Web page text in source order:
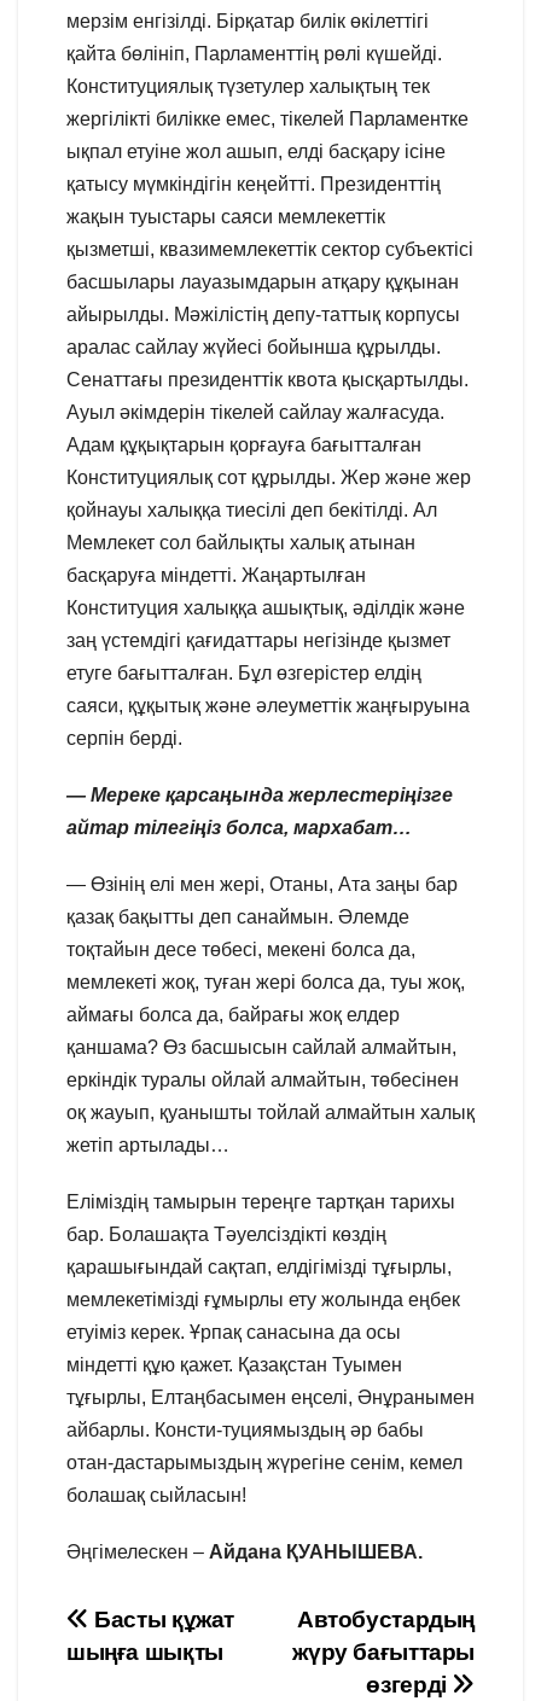
мерзім енгізілді. Бірқатар билік өкілеттігі
қайта бөлініп, Парламенттің рөлі күшейді.
Конституциялық түзетулер халықтың тек
жергілікті билікке емес, тікелей Парламентке
ықпал етуіне жол ашып, елді басқару ісіне
қатысу мүмкіндігін кеңейтті. Президенттің
жақын туыстары саяси мемлекеттік
қызметші, квазимемлекеттік сектор субъектісі
басшылары лауазымдарын атқару құқынан
айырылды. Мәжілістің депу-таттық корпусы
аралас сайлау жүйесі бойынша құрылды.
Сенаттағы президенттік квота қысқартылды.
Ауыл әкімдерін тікелей сайлау жалғасуда.
Адам құқықтарын қорғауға бағытталған
Конституциялық сот құрылды. Жер және жер
қойнауы халыққа тиесілі деп бекітілді. Ал
Мемлекет сол байлықты халық атынан
басқаруға міндетті. Жаңартылған
Конституция халыққа ашықтық, әділдік және
заң үстемдігі қағидаттары негізінде қызмет
етуге бағытталған. Бұл өзгерістер елдің
саяси, құқытық және әлеуметтік жаңғыруына
серпін берді.
— Мереке қарсаңында жерлестеріңізге
айтар тілегіңіз болса, мархабат…
— Өзінің елі мен жері, Отаны, Ата заңы бар
қазақ бақытты деп санаймын. Әлемде
тоқтайын десе төбесі, мекені болса да,
мемлекеті жоқ, туған жері болса да, туы жоқ,
аймағы болса да, байрағы жоқ елдер
қаншама? Өз басшысын сайлай алмайтын,
еркіндік туралы ойлай алмайтын, төбесінен
оқ жауып, қуанышты тойлай алмайтын халық
жетіп артылады…
Еліміздің тамырын тереңге тартқан тарихы
бар. Болашақта Тәуелсіздікті көздің
қарашығындай сақтап, елдігімізді тұғырлы,
мемлекетімізді ғұмырлы ету жолында еңбек
етуіміз керек. Ұрпақ санасына да осы
міндетті құю қажет. Қазақстан Туымен
тұғырлы, Елтаңбасымен еңселі, Әнұранымен
айбарлы. Консти-туциямыздың әр бабы
отан-дастарымыздың жүрегіне сенім, кемел
болашақ сыйласын!
Әңгімелескен – Айдана ҚУАНЫШЕВА.
Навигация
Автобустардың
жүру бағыттары
өзгерді
Басты құжат
шыңға шықты